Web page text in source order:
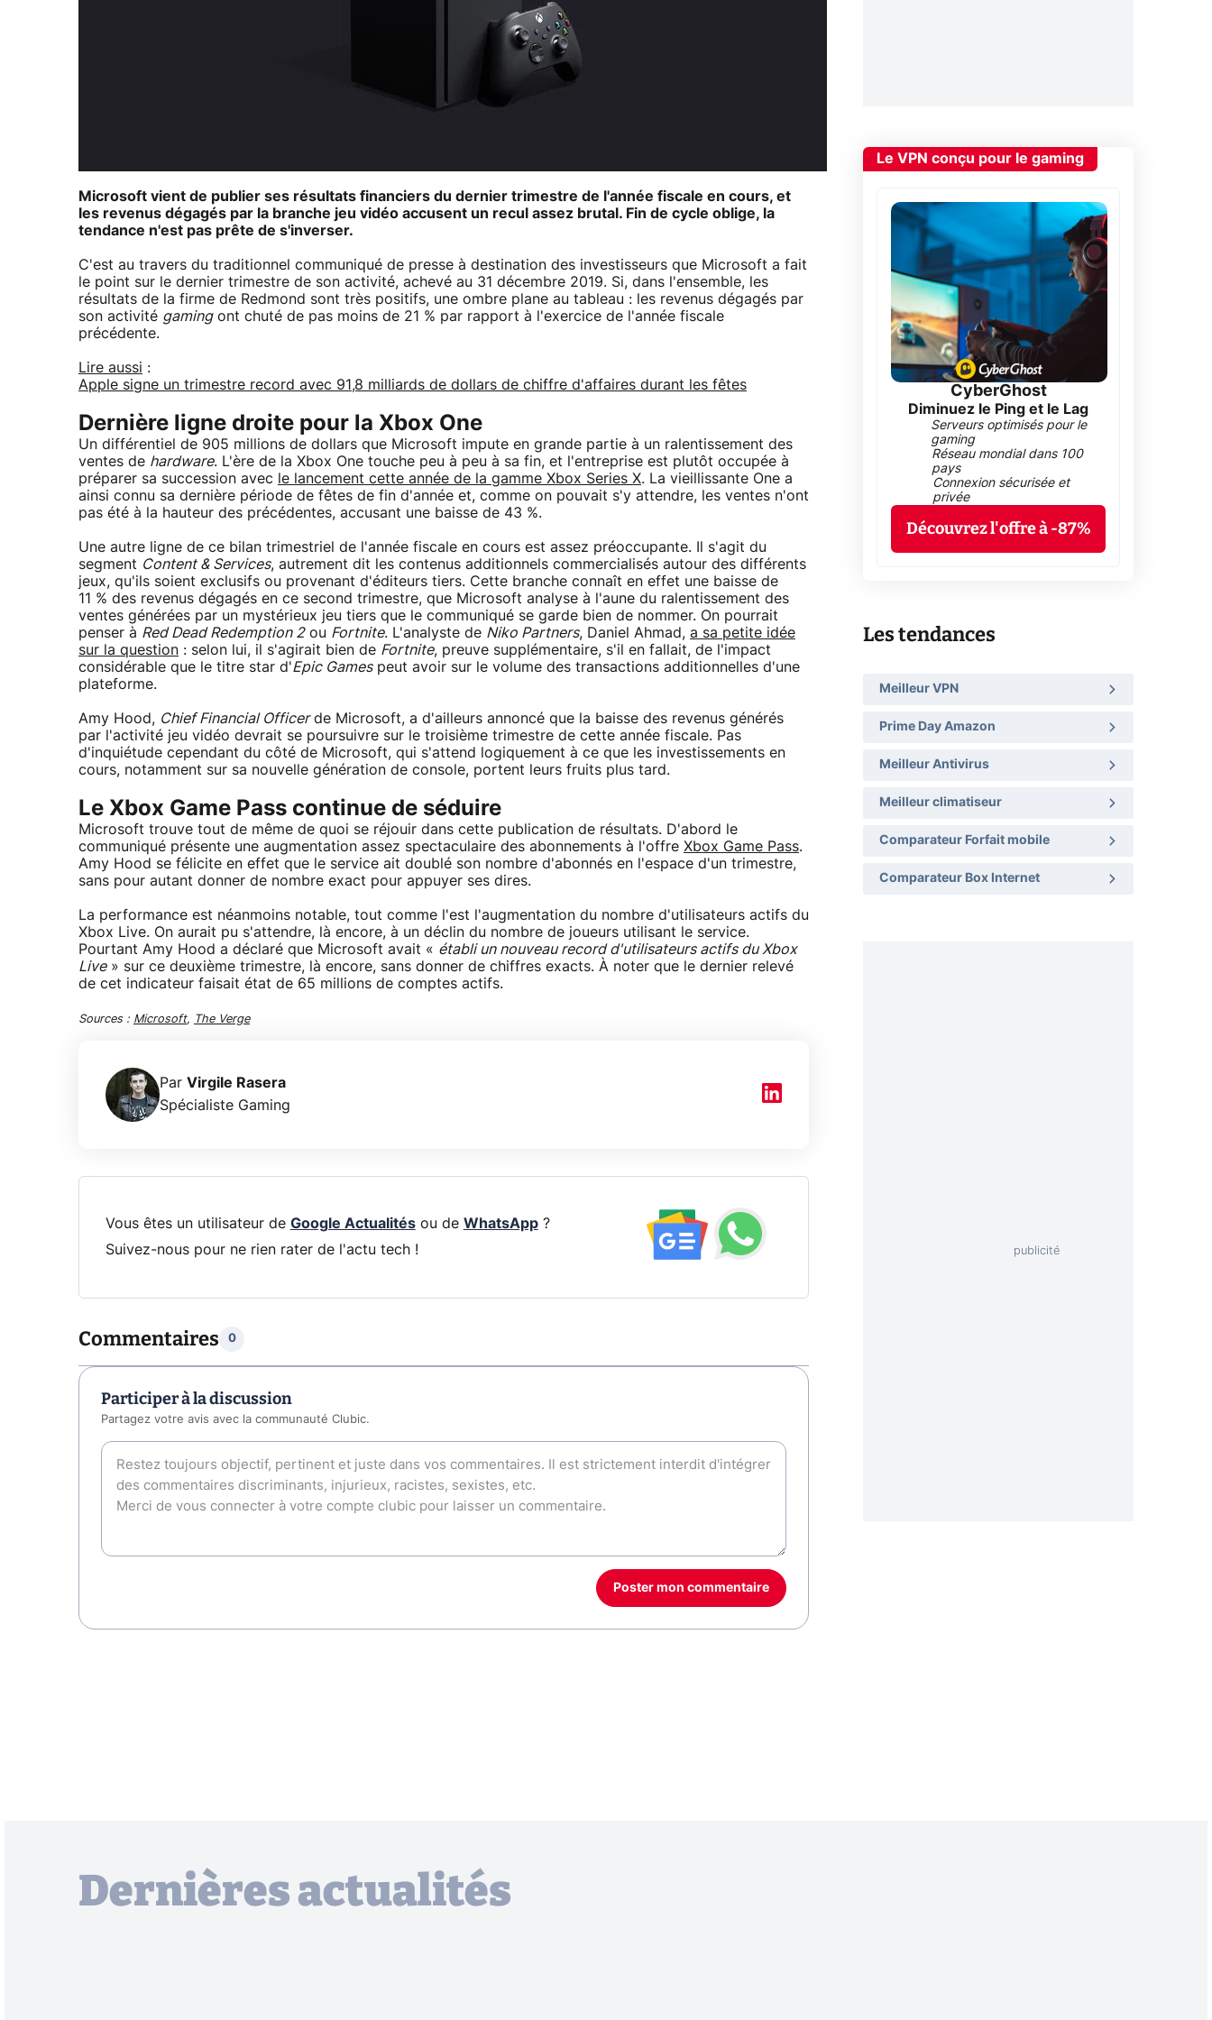
Microsoft vient de publier ses résultats financiers du dernier trimestre de l'année fiscale en cours, et
les revenus dégagés par la branche jeu vidéo accusent un recul assez brutal. Fin de cycle oblige, la
tendance n'est pas prête de s'inverser.
C'est au travers du traditionnel communiqué de presse à destination des investisseurs que Microsoft a fait
le point sur le dernier trimestre de son activité, achevé au 31 décembre 2019. Si, dans l'ensemble, les
résultats de la firme de Redmond sont très positifs, une ombre plane au tableau : les revenus dégagés par
son activité gamingont chuté de pas moins de 21 % par rapport à l'exercice de l'année fiscale
précédente.
Lire aussi :
Apple signe un trimestre record avec 91,8 milliards de dollars de chiffre d'affaires durant les fêtes
Dernière ligne droite pour la Xbox One
Un différentiel de 905 millions de dollars que Microsoft impute en grande partie à un ralentissement des
ventes de hardware. L'ère de la Xbox One touche peu à peu à sa fin, et l'entreprise est plutôt occupée à
préparer sa succession avec
le lancement cette année de la gamme Xbox Series X. La vieillissante One a
ainsi connu sa dernière période de fêtes de fin d'année et, comme on pouvait s'y attendre, les ventes n'ont
pas été à la hauteur des précédentes, accusant une baisse de 43 %.
Une autre ligne de ce bilan trimestriel de l'année fiscale en cours est assez préoccupante. Il s'agit du
segment Content & Services, autrement dit les contenus additionnels commercialisés autour des différents
jeux, qu'ils soient exclusifs ou provenant d'éditeurs tiers. Cette branche connaît en effet une baisse de
11 % des revenus dégagés en ce second trimestre, que Microsoft analyse à l'aune du ralentissement des
ventes générées par un mystérieux jeu tiers que le communiqué se garde bien de nommer. On pourrait
penser à Red Dead Redemption 2ou Fortnite. L'analyste de Niko Partners, Daniel Ahmad, a sa petite idée
sur la question : selon lui, il s'agirait bien de Fortnite, preuve supplémentaire, s'il en fallait, de l'impact
considérable que le titre star d'Epic Gamespeut avoir sur le volume des transactions additionnelles d'une
plateforme.
Amy Hood, Chief Financial Officerde Microsoft, a d'ailleurs annoncé que la baisse des revenus générés
par l'activité jeu vidéo devrait se poursuivre sur le troisième trimestre de cette année fiscale. Pas
d'inquiétude cependant du côté de Microsoft, qui s'attend logiquement à ce que les investissements en
cours, notamment sur sa nouvelle génération de console, portent leurs fruits plus tard.
Le Xbox Game Pass continue de séduire
Microsoft trouve tout de même de quoi se réjouir dans cette publication de résultats. D'abord le
communiqué présente une augmentation assez spectaculaire des abonnements à l'offre Xbox Game Pass.
Amy Hood se félicite en effet que le service ait doublé son nombre d'abonnés en l'espace d'un trimestre,
sans pour autant donner de nombre exact pour appuyer ses dires.
La performance est néanmoins notable, tout comme l'est l'augmentation du nombre d'utilisateurs actifs du
Xbox Live. On aurait pu s'attendre, là encore, à un déclin du nombre de joueurs utilisant le service.
Pourtant Amy Hood a déclaré que Microsoft avait « établi un nouveau record d'utilisateurs actifs du Xbox
Live» sur ce deuxième trimestre, là encore, sans donner de chiffres exacts. À noter que le dernier relevé
de cet indicateur faisait état de 65 millions de comptes actifs.
Sources : Microsoft, The Verge
Par Virgile Rasera
Spécialiste Gaming
Vous êtes un utilisateur de Google Actualitésou de WhatsApp?
Suivez-nous pour ne rien rater de l'actu tech !
Commentaires 0
Participer à la discussion
Partagez votre avis avec la communauté Clubic.
Poster mon commentaire
Le VPN conçu pour le gaming
CyberGhost
Diminuez le Ping et le Lag
Serveurs optimisés pour le
gaming
Réseau mondial dans 100
pays
Connexion sécurisée et
privée
Découvrez l'offre à -87%
Les tendances
Meilleur VPN
Prime Day Amazon
Meilleur Antivirus
Meilleur climatiseur
Comparateur Forfait mobile
Comparateur Box Internet
Dernières actualités